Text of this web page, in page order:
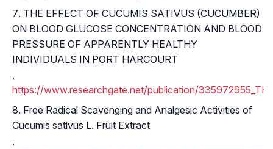
THE EFFECT OF CUCUMIS SATIVUS (CUCUMBER)
ON BLOOD GLUCOSE CONCENTRATION AND BLOOD
PRESSURE OF APPARENTLY HEALTHY
INDIVIDUALS IN PORT HARCOURT
,
https://www.researchgate.net/publication/
Free Radical Scavenging and Analgesic Activities of
Cucumis sativus L. Fruit Extract
,